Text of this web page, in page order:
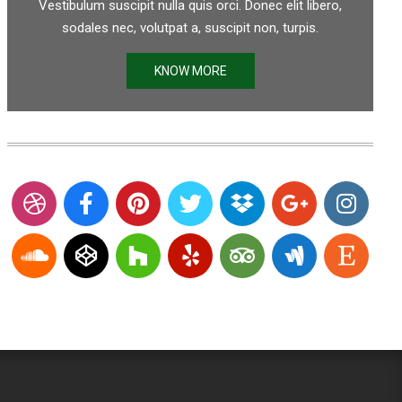
Vestibulum suscipit nulla quis orci. Donec elit libero,
sodales nec, volutpat a, suscipit non, turpis.
KNOW MORE